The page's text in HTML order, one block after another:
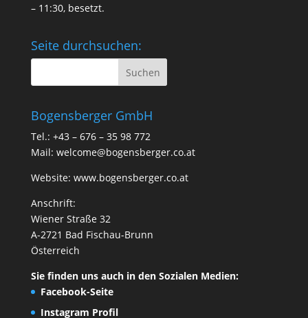
– 11:30, besetzt.
Seite durchsuchen:
Bogensberger GmbH
Tel.: +43 – 676 – 35 98 772
Mail: welcome@bogensberger.co.at
Website: www.bogensberger.co.at
Anschrift:
Wiener Straße 32
A-2721 Bad Fischau-Brunn
Österreich
Sie finden uns auch in den Sozialen Medien:
Facebook-Seite
Instagram Profil